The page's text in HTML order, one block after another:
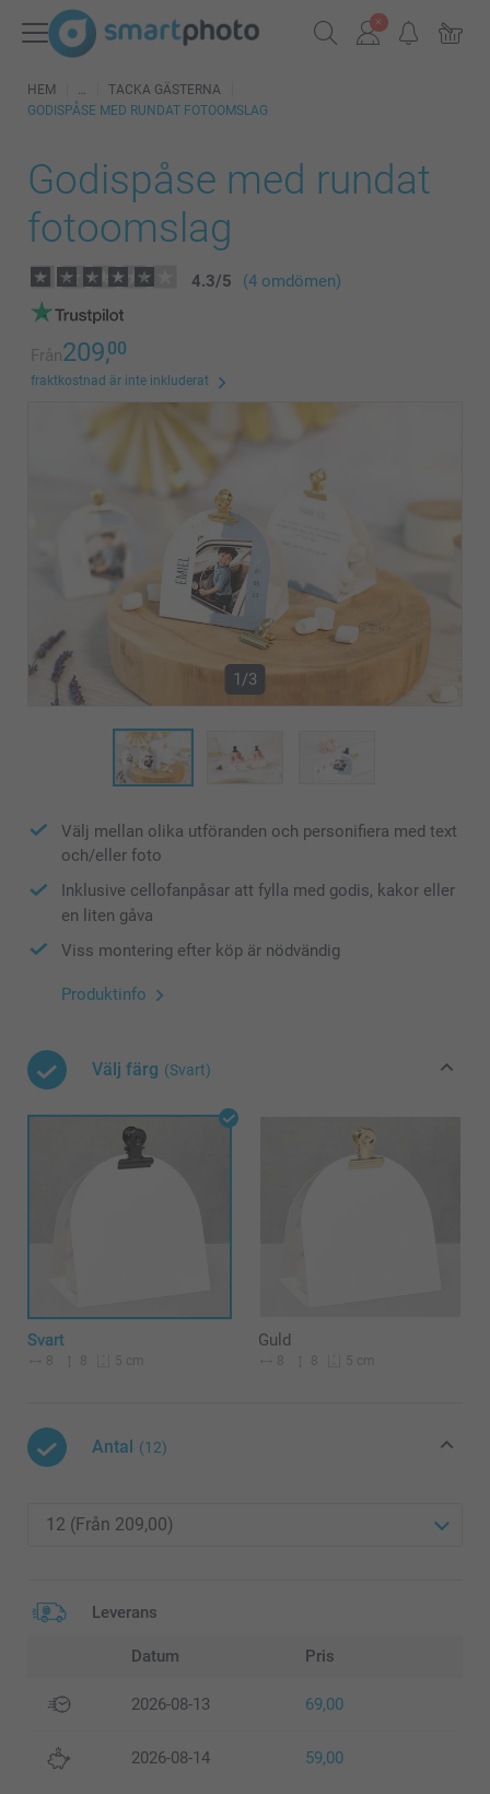
HEM
TACKA GÄSTERNA
GODISPÅSE MED RUNDAT FOTOOMSLAG
Godispåse med rundat
fotoomslag
4.3/5 (4 omdömen)
Från209,00
fraktkostnad är inte inkluderat
1/3
Välj mellan olika utföranden och personifiera med text
och/eller foto
Inklusive cellofanpåsar att fylla med godis, kakor eller
en liten gåva
Viss montering efter köp är nödvändig
Produktinfo
Välj färg (Svart)
Svart
8 8 5 cm
Guld
8 8 5 cm
Antal (12)
Leverans
Datum Pris
2026-08-13 69,00
2026-08-14 59,00